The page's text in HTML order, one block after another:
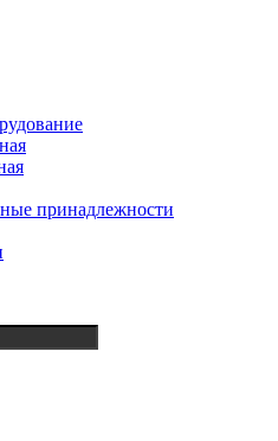
принадлежности